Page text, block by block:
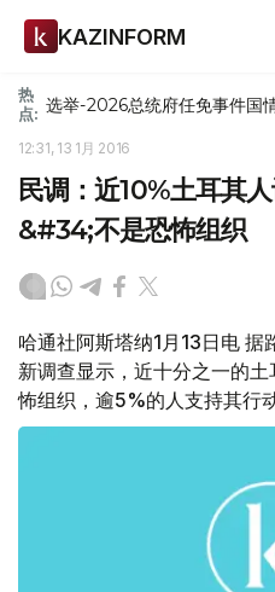
KAZINFORM
热
点: 选举-2026总统府任免事件国
12:31, 13 1月 2016
民调：近10%土耳其
&#34;不是恐怖组织
哈通社阿斯塔纳1月13日电
新调查显示，近十分之一的
怖组织，逾5%的人支持其行动